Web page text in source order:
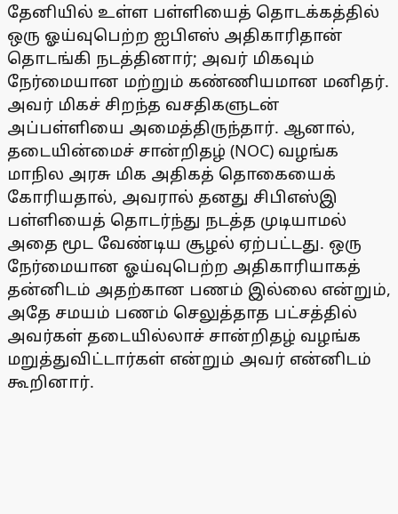
தேனியில் உள்ள பள்ளியைத் தொடக்கத்தில்
ஒரு ஓய்வுபெற்ற ஐபிஎஸ் அதிகாரிதான்
தொடங்கி நடத்தினார்; அவர் மிகவும்
நேர்மையான மற்றும் கண்ணியமான மனிதர்.
அவர் மிகச் சிறந்த வசதிகளுடன்
அப்பள்ளியை அமைத்திருந்தார். ஆனால்,
தடையின்மைச் சான்றிதழ் (NOC) வழங்க
மாநில அரசு மிக அதிகத் தொகையைக்
கோரியதால், அவரால் தனது சிபிஎஸ்இ
பள்ளியைத் தொடர்ந்து நடத்த முடியாமல்
அதை மூட வேண்டிய சூழல் ஏற்பட்டது. ஒரு
நேர்மையான ஓய்வுபெற்ற அதிகாரியாகத்
தன்னிடம் அதற்கான பணம் இல்லை என்றும்,
அதே சமயம் பணம் செலுத்தாத பட்சத்தில்
அவர்கள் தடையில்லாச் சான்றிதழ் வழங்க
மறுத்துவிட்டார்கள் என்றும் அவர் என்னிடம்
கூறினார்.